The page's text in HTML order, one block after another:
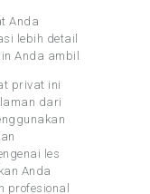
Anda
lebih detail
Anda ambil
privat ini
dari
les
Anda
profesional